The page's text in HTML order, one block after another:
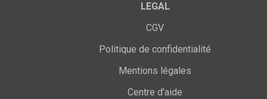
LEGAL
CGV
Politique de confidentialité
Mentions légales
Centre d'aide